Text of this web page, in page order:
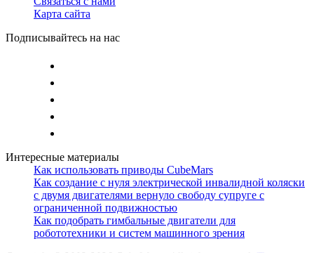
Карта сайта
Подписывайтесь на нас
Интересные материалы
Как использовать приводы CubeMars
Как создание с нуля электрической инвалидной коляски
с двумя двигателями вернуло свободу супруге с
ограниченной подвижностью
Как подобрать гимбальные двигатели для
робототехники и систем машинного зрения